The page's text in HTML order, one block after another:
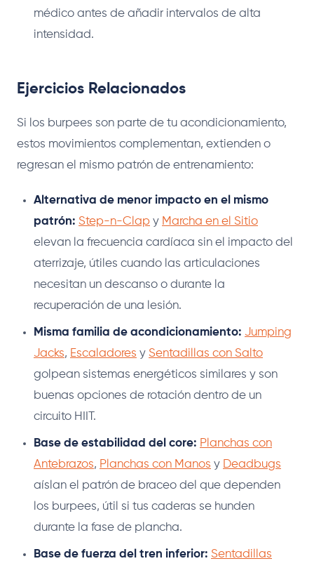
médico antes de añadir intervalos de alta
intensidad.
Ejercicios Relacionados
Si los burpees son parte de tu acondicionamiento,
estos movimientos complementan, extienden o
regresan el mismo patrón de entrenamiento:
Alternativa de menor impacto en el mismo
patrón: Step-n-Clap y Marcha en el Sitio
elevan la frecuencia cardíaca sin el impacto del
aterrizaje, útiles cuando las articulaciones
necesitan un descanso o durante la
recuperación de una lesión.
Misma familia de acondicionamiento: Jumping
Jacks, Escaladores y Sentadillas con Salto
golpean sistemas energéticos similares y son
buenas opciones de rotación dentro de un
circuito HIIT.
Base de estabilidad del core: Planchas con
Antebrazos, Planchas con Manos y Deadbugs
aíslan el patrón de braceo del que dependen
los burpees, útil si tus caderas se hunden
durante la fase de plancha.
Base de fuerza del tren inferior: Sentadillas